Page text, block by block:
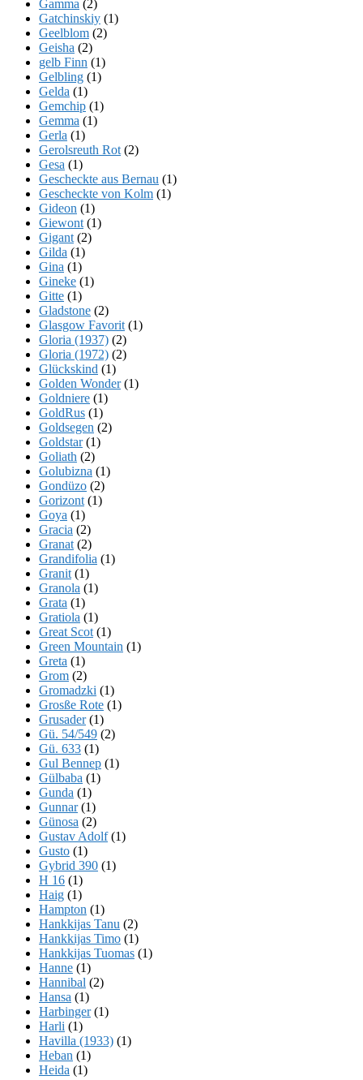
Gamma (2)
Gatchinskiy (1)
Geelblom (2)
Geisha (2)
gelb Finn (1)
Gelbling (1)
Gelda (1)
Gemchip (1)
Gemma (1)
Gerla (1)
Gerolsreuth Rot (2)
Gesa (1)
Gescheckte aus Bernau (1)
Gescheckte von Kolm (1)
Gideon (1)
Giewont (1)
Gigant (2)
Gilda (1)
Gina (1)
Gineke (1)
Gitte (1)
Gladstone (2)
Glasgow Favorit (1)
Gloria (1937) (2)
Gloria (1972) (2)
Glückskind (1)
Golden Wonder(1)
Goldniere (1)
GoldRus (1)
Goldsegen (2)
Goldstar(1)
Goliath (2)
Golubizna (1)
Gondüzo (2)
Gorizont (1)
Goya (1)
Gracia (2)
Granat (2)
Grandifolia (1)
Granit (1)
Granola (1)
Grata (1)
Gratiola (1)
Great Scot (1)
Green Mountain (1)
Greta (1)
Grom (2)
Gromadzki (1)
Grosße Rote (1)
Grusader(1)
Gü. 54/549 (2)
Gü. 633 (1)
Gul Bennep (1)
Gülbaba (1)
Gunda (1)
Gunnar(1)
Günosa (2)
Gustav Adolf(1)
Gusto (1)
Gybrid 390 (1)
H 16 (1)
Haig (1)
Hampton (1)
Hankkijas Tanu (2)
Hankkijas Timo (1)
Hankkijas Tuomas (1)
Hanne (1)
Hannibal (2)
Hansa (1)
Harbinger(1)
Harli (1)
Havilla (1933) (1)
Heban (1)
Heida (1)